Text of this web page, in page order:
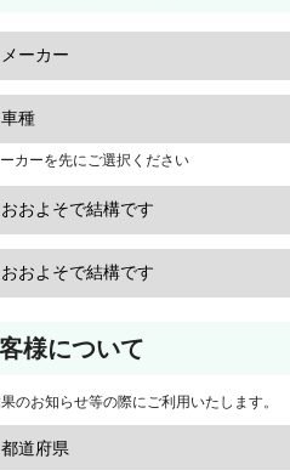
カーを先にご選択ください
様について
のお知らせ等の際にご利用いたします。